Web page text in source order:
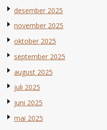
desember 2025
november 2025
oktober 2025
september 2025
august 2025
juli 2025
juni 2025
mai 2025